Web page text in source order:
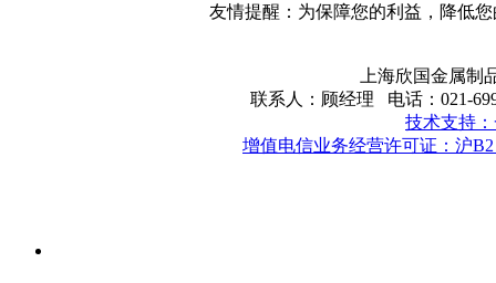
友情提醒：为保障您的利益，降低
上海欣国金属
联系人：顾经理 电话：021-
技术支持
增值电信业务经营许可证：沪